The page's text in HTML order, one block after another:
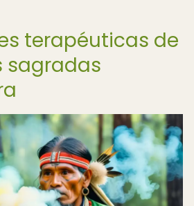
terapéuticas de
sagradas